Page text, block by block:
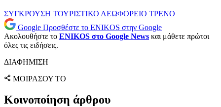
ΣΥΓΚΡΟΥΣΗ ΤΟΥΡΙΣΤΙΚΟ ΛΕΩΦΟΡΕΙΟ ΤΡΕΝΟ
Google Προσθέστε το ENIKOS στην Google
Ακολουθήστε το ENIKOS στο Google News και μάθετε πρώτοι
όλες τις ειδήσεις.
ΔΙΑΦΗΜΙΣΗ
ΜΟΙΡΑΣΟΥ ΤΟ
Κοινοποίηση άρθρου